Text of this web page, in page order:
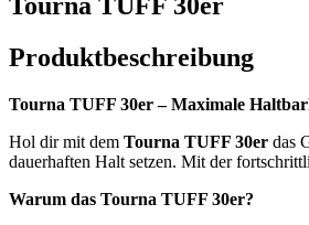
Produktbeschreibung
Tourna TUFF 30er – Maximale
Hol dir mit dem Tourna TUFF 30er das
dauerhaften Halt setzen. Mit der
Warum das Tourna TUFF 30er?